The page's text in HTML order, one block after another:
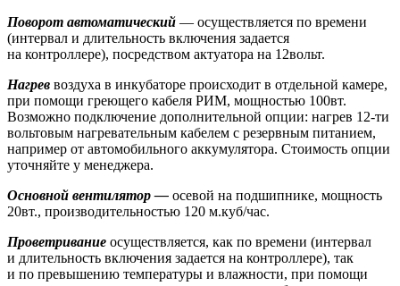
Поворот автоматический — осуществляется по времени
(интервал и длительность включения задается
на контроллере), посредством актуатора на 12вольт.
Нагрев воздуха в инкубаторе происходит в отдельной камере,
при помощи греющего кабеля РИМ, мощностью 100вт.
Возможно подключение дополнительной опции: нагрев 12-ти
вольтовым нагревательным кабелем c резервным питанием,
например от автомобильного аккумулятора. Стоимость опции
уточняйте у менеджера.
Основной вентилятор — осевой на подшипнике, мощность
20вт., производительностью 120 м.куб/час.
Проветривание осуществляется, как по времени (интервал
и длительность включения задается на контроллере), так
и по превышению температуры и влажности, при помощи